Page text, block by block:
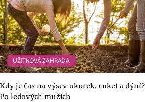
UŽITKOVÁ ZAHRADA
Kdy je čas na výsev okurek, cuket a dýní?
Po ledových mužích